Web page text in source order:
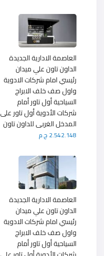
العاصمة الادارية الجديدة
الداون تاون علي ميدان
رئيسي امام شركات الادوية
واول صف خلف الابراج
السياحية أول تاور أمام
شركات الأدوية أول تاور على
المدخل الغربى للداون تاون
2.542.148 ج.م
العاصمة الادارية الجديدة
الداون تاون علي ميدان
رئيسي امام شركات الادوية
واول صف خلف الابراج
السياحية أول تاور أمام